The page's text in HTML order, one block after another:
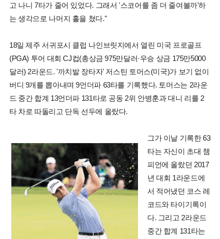
고 나니 7타가 줄어 있었다. 그래서 '스코어를 좀 더 줄여볼까'하
는 생각으로 나머지 홀을 쳤다."
18일 제주 서귀포시 클럽 나인브릿지에서 열린 미국 프로골프
(PGA) 투어 대회 CJ컵(총상금 975만달러·우승 상금 175만5000
달러) 2라운드. '까치발 장타자' 저스틴 토머스(미국)가 보기 없이
버디 9개를 뽑아내며 9언더파 63타를 기록했다. 토머스는 2라운
드 중간 합계 13언더파 131타로 공동 2위 안병훈과 대니 리를 2
타 차로 따돌리고 단독 선두에 올랐다.
그가 이날 기록한 63
타는 자신이 초대 챔
피언에 올랐던 2017
년 대회 1라운드에
서 적어냈던 코스 레
코드와 타이기록이
다. 그리고 2라운드
중간 합계 131타는